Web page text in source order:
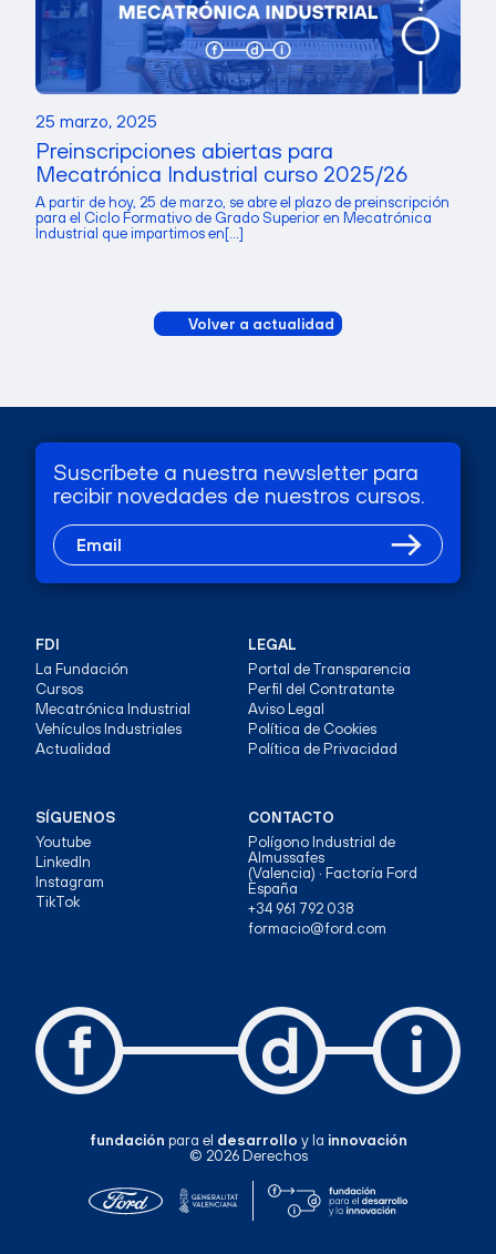
25 marzo, 2025
Preinscripciones abiertas para
Mecatrónica Industrial curso 2025/26
A partir de hoy, 25 de marzo, se abre el plazo de preinscripción
para el Ciclo Formativo de Grado Superior en Mecatrónica
Industrial que impartimos en[...]
Volver a actualidad
Suscríbete a nuestra newsletter para
recibir novedades de nuestros cursos.
FDI
La Fundación
Cursos
Mecatrónica Industrial
Vehículos Industriales
Actualidad
LEGAL
Portal de Transparencia
Perfil del Contratante
Aviso Legal
Política de Cookies
Política de Privacidad
SÍGUENOS
Youtube
LinkedIn
Instagram
TikTok
CONTACTO
Polígono Industrial de
Almussafes
(Valencia) · Factoría Ford
España
+34 961 792 038
formacio@ford.com
fundación para el desarrollo y la innovación
© 2026 Derechos